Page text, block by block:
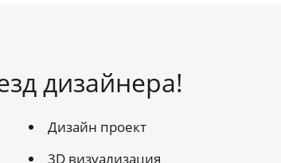
дизайнера!
Дизайн проект
3D визуализация